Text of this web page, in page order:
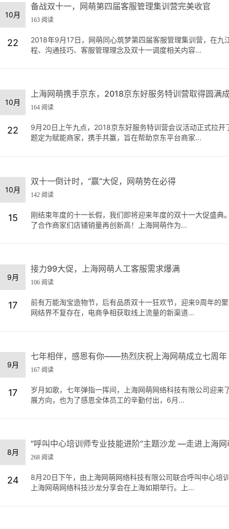
10月
22
备战双十一，网萌第四届客服管理集训营完美收官
163 阅读
2018年9月17日，网萌同心筑梦第四届客服管理集训营，在
程、沟通技巧、客服管理理念及双十一调度相关内容...
10月
22
上海网萌携手京东，2018京东好服务特训营取得圆满
164 阅读
9月20日上午九点，2018京东好服务特训营会议活动正式拉
题定为赋能商家，携手共赢，旨在帮助京东平台商家...
10月
15
双十一倒计时，“赢”大促，网萌势在必得
142 阅读
刚结束年度的十一长假，我们即将迎来年度的双十一大促盛
了合作商家们店铺销量再创新高！上海网萌作为...
9月
17
接力99大促，上海网萌人工客服需求爆满
106 阅读
前有万能淘宝造物节，后有品质双十一狂欢节，迎来9周年的
网结界不复存在，电商争相获取线上流量的新渠道...
9月
17
七年相伴，感恩有你——热烈庆祝上海网萌成立七周年
167 阅读
岁月如歌，七年弹指一挥间，上海网萌网络科技有限公司迎
展方向，也为了感恩全体员工的辛勤付出，6月...
8月
24
“呼叫中心培训师专业技能进阶”主题沙龙 —走进上海
268 阅读
8月20日下午，由上海网萌网络科技有限公司联合呼叫中心培
上海网萌网络科技沙龙分享会在上海如期举行。上...